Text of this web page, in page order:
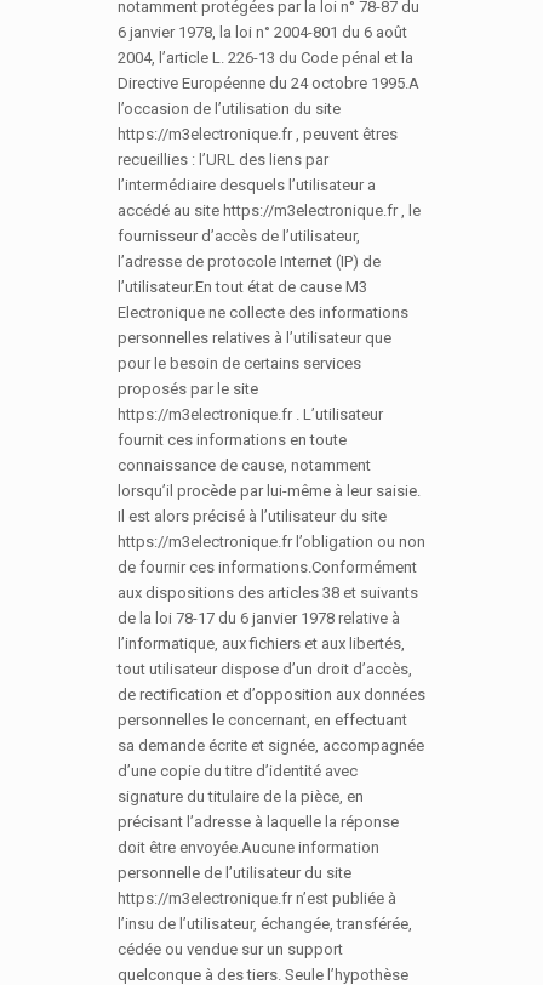
notamment protégées par la loi n° 78-87 du
6 janvier 1978, la loi n° 2004-801 du 6 août
2004, l’article L. 226-13 du Code pénal et la
Directive Européenne du 24 octobre 1995.A
l’occasion de l’utilisation du site
https://m3electronique.fr , peuvent êtres
recueillies : l’URL des liens par
l’intermédiaire desquels l’utilisateur a
accédé au site https://m3electronique.fr , le
fournisseur d’accès de l’utilisateur,
l’adresse de protocole Internet (IP) de
l’utilisateur.En tout état de cause M3
Electronique ne collecte des informations
personnelles relatives à l’utilisateur que
pour le besoin de certains services
proposés par le site
https://m3electronique.fr . L’utilisateur
fournit ces informations en toute
connaissance de cause, notamment
lorsqu’il procède par lui-même à leur saisie.
Il est alors précisé à l’utilisateur du site
https://m3electronique.fr l’obligation ou non
de fournir ces informations.Conformément
aux dispositions des articles 38 et suivants
de la loi 78-17 du 6 janvier 1978 relative à
l’informatique, aux fichiers et aux libertés,
tout utilisateur dispose d’un droit d’accès,
de rectification et d’opposition aux données
personnelles le concernant, en effectuant
sa demande écrite et signée, accompagnée
d’une copie du titre d’identité avec
signature du titulaire de la pièce, en
précisant l’adresse à laquelle la réponse
doit être envoyée.Aucune information
personnelle de l’utilisateur du site
https://m3electronique.fr n’est publiée à
l’insu de l’utilisateur, échangée, transférée,
cédée ou vendue sur un support
quelconque à des tiers. Seule l’hypothèse